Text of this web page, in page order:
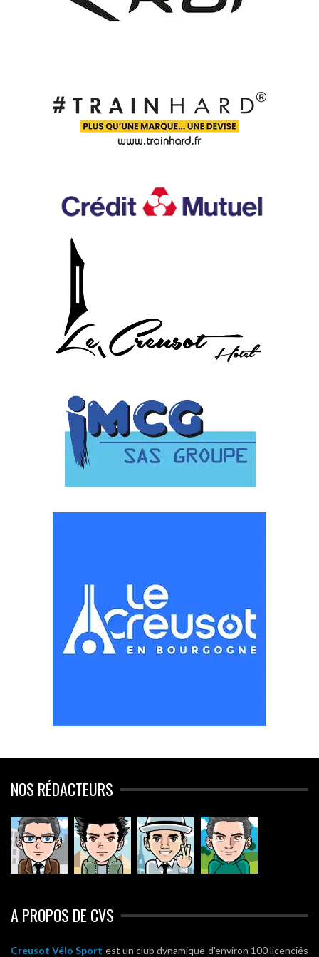
NOS RÉDACTEURS
A PROPOS DE CVS
Creusot Vélo Sport est un club dynamique d'environ 100 licenciés